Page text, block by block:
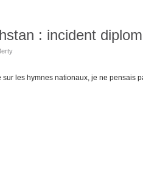
: incident
sur les hymnes nationaux, je ne pensais